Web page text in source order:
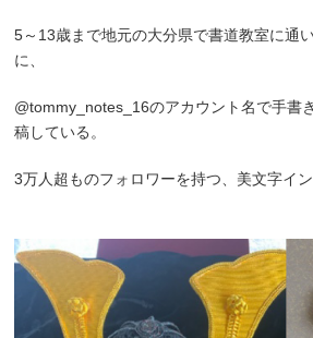
5～13歳まで地元の大分県で書道教室に通
に、
@tommy_notes_16のアカウント名で手書
稿している。
3万人超ものフォロワーを持つ、美文字イン